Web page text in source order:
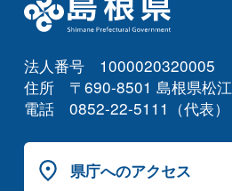
法人番号 1000020320005
住所 〒690-8501 島根県松
電話 0852-22-5111（代表）
県庁へのアクセス